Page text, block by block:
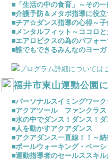
■「生活の中の食育」～その
■介護予防＆メタボ指導に役
■チア☆ダンス指導の心得～子
■メンタルフィット～ココロ
■エアロビクスの為のパフォ
■誰でもできるみんなのヨー
プログラム詳細については
福井市東山運動公園
■パーソナルスイミングワーク
■アクアツール ファンクラス
■水の中でダンス！ダンス！ダ
■人を動かすアクアダンス
■アクアダンス一直線！！～
■ポールウォーキング・ベー
■運動指導者のセールススキル